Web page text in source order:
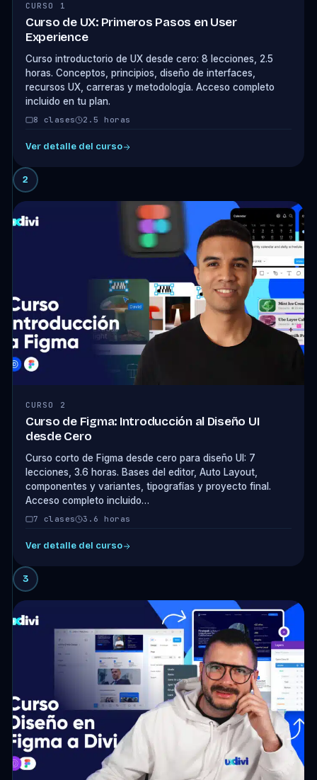
CURSO 1
Curso de UX: Primeros Pasos en User
Experience
Curso introductorio de UX desde cero: 8 lecciones, 2.5
horas. Conceptos, principios, diseño de interfaces,
recursos UX, carreras y metodología. Acceso completo
incluido en tu plan.
8 clases 2.5 horas
Ver detalle del curso
2
CURSO 2
Curso de Figma: Introducción al Diseño UI
desde Cero
Curso corto de Figma desde cero para diseño UI: 7
lecciones, 3.6 horas. Bases del editor, Auto Layout,
componentes y variantes, tipografías y proyecto final.
Acceso completo incluido…
7 clases 3.6 horas
Ver detalle del curso
3